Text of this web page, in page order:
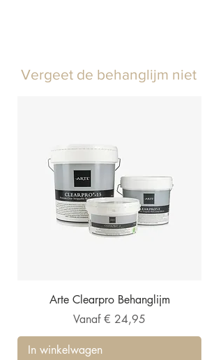
Vergeet de behanglijm niet
Arte Clearpro Behanglijm
Vanaf€ 24,95
Verkoopprijs
In winkelwagen